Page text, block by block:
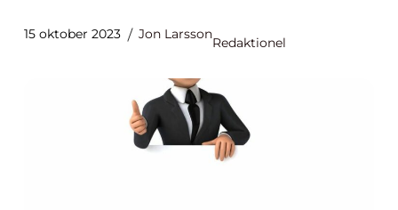
15 oktober 2023 Jon Larsson
Redaktionel